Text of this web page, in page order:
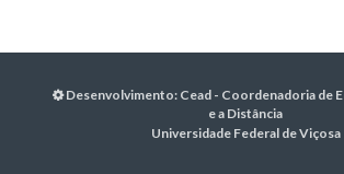
Desenvolvimento: Cead - Coordenadoria de
e a Distância
Universidade Federal de Viçosa